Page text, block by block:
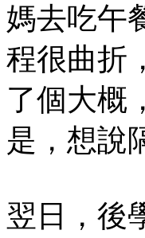
媽去吃午
程很曲折
了個大概
是，想說
翌日，後